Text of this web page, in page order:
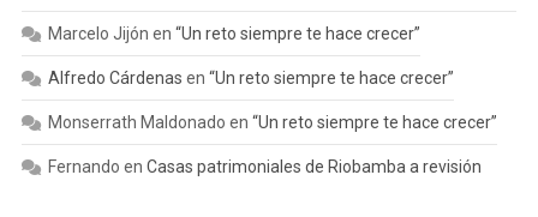
Marcelo Jijón en “Un reto siempre te hace crecer”
Alfredo Cárdenas en “Un reto siempre te hace crecer”
Monserrath Maldonado en “Un reto siempre te hace crecer”
Fernando en Casas patrimoniales de Riobamba a revisión